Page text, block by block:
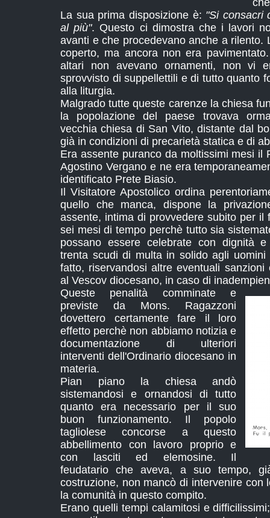
La sua prima disposizione è: "Si consacri
al più". Questo ci dimostra che i lavori
avanti e che procedevano anche a rilento.
coperto, ma ancora non era
altari non avevano ornamenti, non vi
sprovvisto di suppellettili e di tutto quanto
alla liturgia.
Malgrado tutte queste carenze la chiesa
la popolazione del paese trovava
vecchia chiesa di San Vito, distante dal
già in condizioni di precarietà statica e di
Era assente puranco da moltissimi mesi il
Agostino Vergano e ne era
identificato Prete Biasio.
Il Visitatore Apostolico ordina
quello che manca, dispone la
assente, intima di provvedere subito per il
sei mesi di tempo perchè tutto sia
possano essere celebrate con dignità
trenta scudi di multa in solido agli
fatto, riservandosi altre eventuali sanzioni
al Vescov diocesano, in caso di
Queste penalità comminate e
previste da Mons. Ragazzoni
dovettero certamente fare il loro
effetto perchè non abbiamo notizia e
documentazione di ulteriori
interventi dell'Ordinario diocesano in
materia.
Pian piano la chiesa andò
sistemandosi e ornandosi di tutto
quanto era necessario per il suo
buon funzionamento. Il popolo
tagliolese concorse a questo
abbellimento con lavoro proprio e
con lasciti ed elemosine. Il
feudatario che aveva, a suo tempo,
costruzione, non mancò di intervenire con
la comunità in questo compito.
Erano quelli tempi calamitosi e